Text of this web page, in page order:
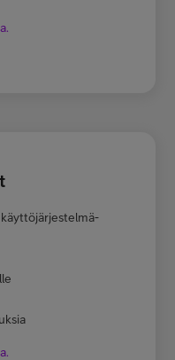
käyttö­järjestelmä­